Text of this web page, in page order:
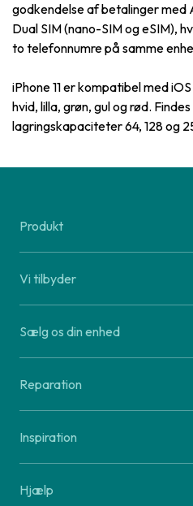
godkendelse af betalinger med
Dual SIM (nano-SIM og eSIM),
to telefonnumre på samme
iPhone 11 er kompatibel med
hvid, lilla, grøn, gul og rød.
lagringskapaciteter 64, 128 og
Produkt
Vi tilbyder
Sælg os din enhed
Reparation
Inspiration
Hjælp